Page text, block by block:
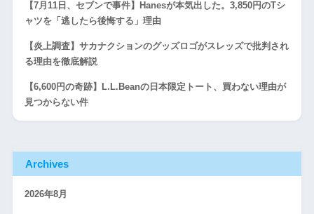
【7月11日、セブンで事件】Hanesが本気出した。3,850円のTシ
ャツを「逃したら後悔する」理由
【炎上調査】サカナクションのグッズロゴがスレッズで批判され
る理由を徹底解説
【6,600円の奇跡】L.L.Beanの日本限定トート、買わない理由が
見つからない件
Archives
2026年8月